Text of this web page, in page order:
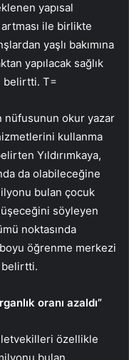
yapısal
ile birlikte
yaşlı bakımına
yapılacak sağlık
belirtti. T=
nüfusunun okur yazar
kullanma
Yıldırımkaya,
da olabileceğine
bulan çocuk
söyleyen
noktasında
öğrenme merkezi
oranı azaldı”
özellikle